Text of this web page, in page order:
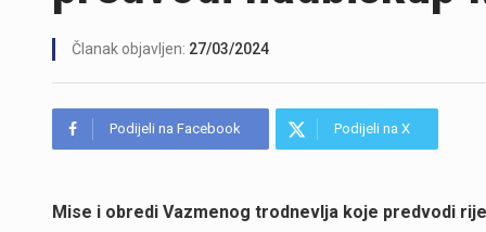
Članak objavljen: 27/03/2024
Podijeli na Facebook Podijeli na X
Mise i obredi Vazmenog trodnevlja koje predvodi